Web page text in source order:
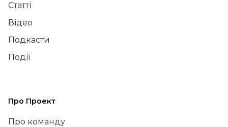
Статті
Відео
Подкасти
Події
Про Проект
Про команду